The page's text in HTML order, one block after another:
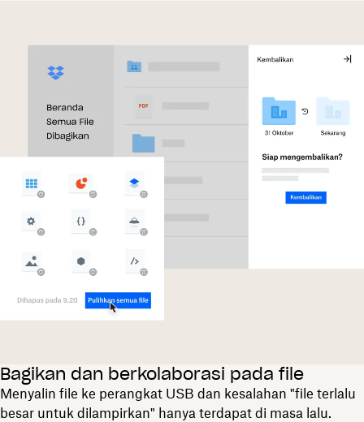
Bagikan dan berkolaborasi pada file
Menyalin file ke perangkat USB dan kesalahan "file terlalu
besar untuk dilampirkan" hanya terdapat di masa lalu.